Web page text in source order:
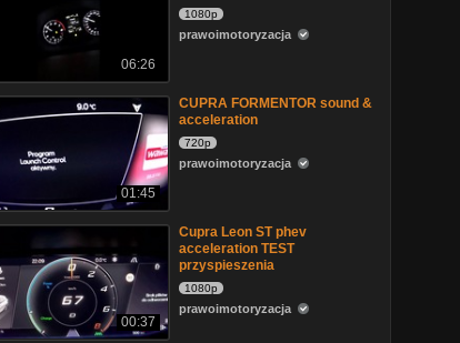
06:26
1080p
prawoimotoryzacja
01:45
CUPRA FORMENTOR sound &
acceleration
720p
prawoimotoryzacja
00:37
Cupra Leon ST phev
acceleration TEST
przyspieszenia
1080p
prawoimotoryzacja